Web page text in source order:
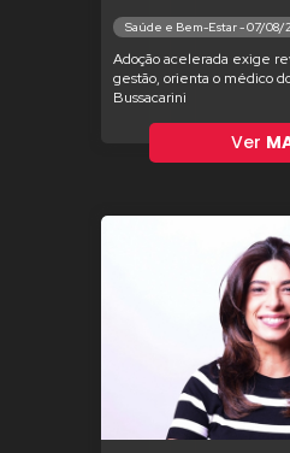
Saúde e Bem-Estar - 07/08/
Adoção acelerada exige
gestão, orienta o médico
Bussacarini
Ver